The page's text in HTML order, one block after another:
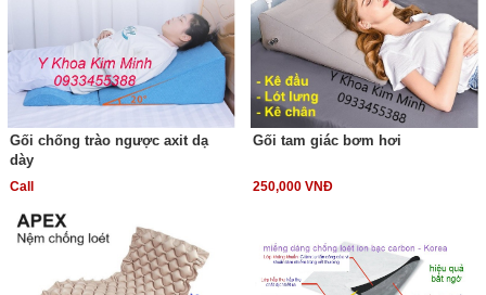
Gối chống trào ngược axit dạ
dày
Call
Gối tam giác bơm hơi
250,000 VNĐ